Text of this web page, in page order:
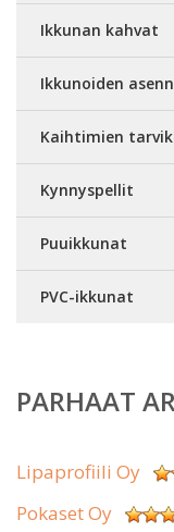
Ikkunan kahvat
Ikkunoiden
Kaihtimien
Kynnyspellit
Puuikkunat
PVC-ikkunat
PARHAAT
Lipaprofiili Oy
Pokaset Oy